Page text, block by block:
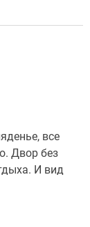
все
Двор без
И вид